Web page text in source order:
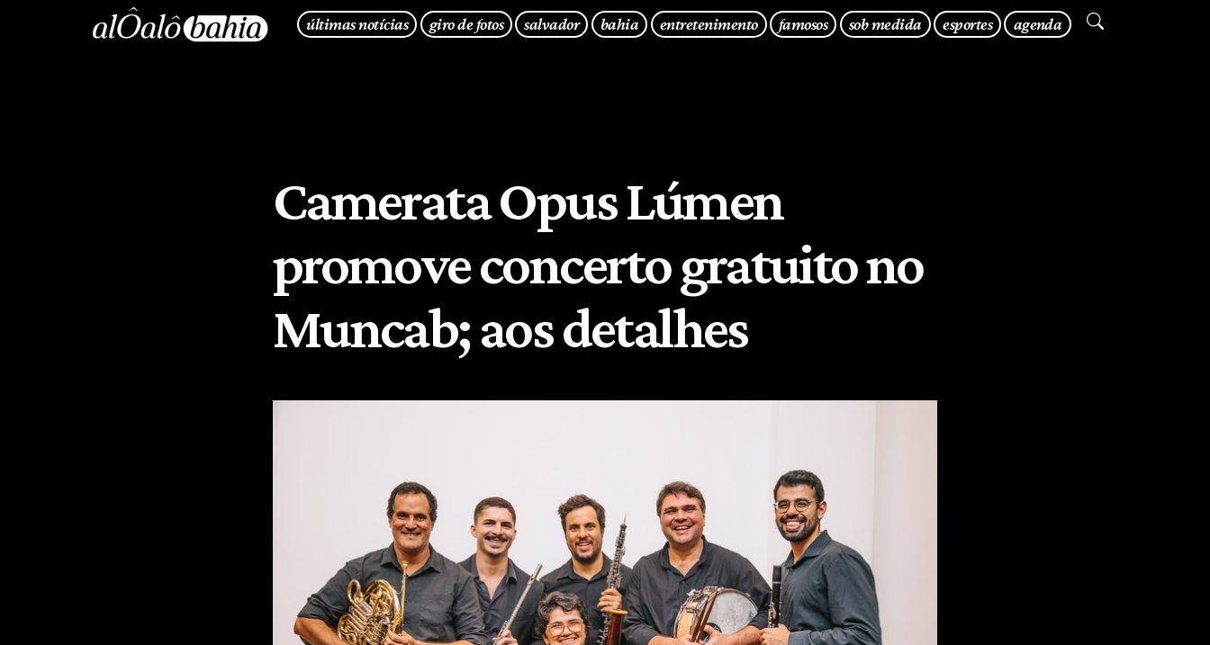
últimas notícias giro de fotos salvador bahia entretenimento famosos sob medida esportes agenda
Camerata Opus Lúmen
promove concerto gratuito no
Muncab; aos detalhes